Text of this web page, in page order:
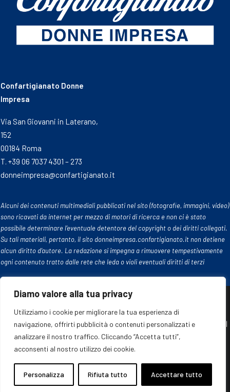
Diamo valore alla tua privacy
Utilizziamo i cookie per migliorare la tua esperienza di
navigazione, offrirti pubblicità o contenuti personalizzati e
analizzare il nostro traffico. Cliccando “Accetta tutti”,
acconsenti al nostro utilizzo dei cookie.
Personalizza Rifiuta tutto Accettare tutto
Confartigianato Donne
Impresa
Via San Giovanni in Laterano,
152
00184 Roma
T. +39 06 7037 4301 – 273
donneimpresa@confartigianato.it
Alcuni dei contenuti multimediali pubblicati nel sito (fotografie, immagini, video)
sono ricavati da internet per mezzo di motori di ricerca e non ci è stato
possibile determinare l’eventuale detentore del copyright o dei diritti collegati.
Su tali materiali, pertanto, il sito donneimpresa.confartigianato.it non detiene
alcun diritto d’autore. La redazione si impegna a rimuovere tempestivamente
ogni contenuto tratto dalle rete che leda o violi eventuali diritti di terzi
© 2024 Confartigianato Donne Impresa. Tutti i diritti riservati |Cookie policy
|
Privacy policy